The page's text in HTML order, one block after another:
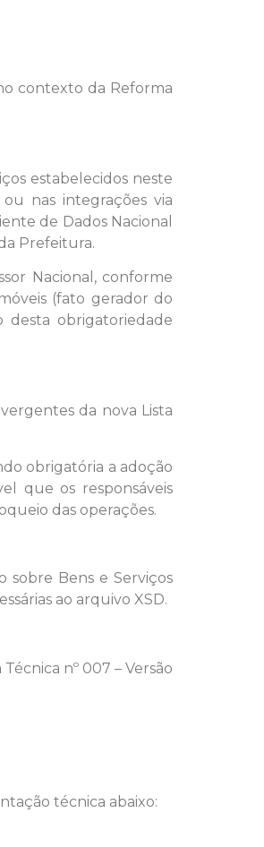
contexto da Reforma
estabelecidos neste
nas integrações via
de Dados Nacional
Prefeitura.
Nacional, conforme
(fato gerador do
desta obrigatoriedade
da nova Lista
obrigatória a adoção
que os responsáveis
das operações.
sobre Bens e Serviços
ao arquivo XSD.
nº 007 – Versão
técnica abaixo: